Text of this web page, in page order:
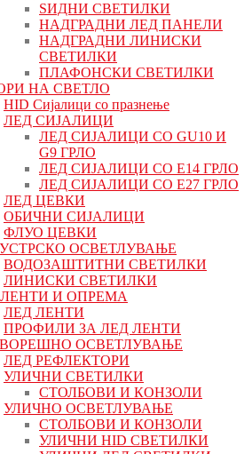
ЅИДНИ СВЕТИЛКИ
НАДГРАДНИ ЛЕД ПАНЕЛИ
НАДГРАДНИ ЛИНИСКИ
СВЕТИЛКИ
ПЛАФОНСКИ СВЕТИЛКИ
НА СВЕТЛО
HID Сијалици со празнење
ЛЕД СИЈАЛИЦИ
ЛЕД СИЈАЛИЦИ СО GU10 И
G9 ГРЛО
ЛЕД СИЈАЛИЦИ СО Е14 ГРЛО
ЛЕД СИЈАЛИЦИ СО Е27 ГРЛО
ЛЕД ЦЕВКИ
ОБИЧНИ СИЈАЛИЦИ
ФЛУО ЦЕВКИ
ОСВЕТЛУВАЊЕ
ВОДОЗАШТИТНИ СВЕТИЛКИ
ЛИНИСКИ СВЕТИЛКИ
И ОПРЕМА
ЛЕД ЛЕНТИ
ПРОФИЛИ ЗА ЛЕД ЛЕНТИ
ОСВЕТЛУВАЊЕ
ЛЕД РЕФЛЕКТОРИ
УЛИЧНИ СВЕТИЛКИ
СТОЛБОВИ И КОНЗОЛИ
УЛИЧНО ОСВЕТЛУВАЊЕ
СТОЛБОВИ И КОНЗОЛИ
УЛИЧНИ HID СВЕТИЛКИ